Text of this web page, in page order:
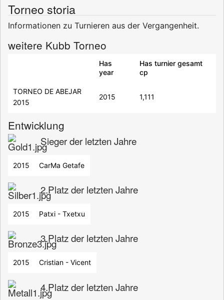
Torneo storia
Informationen zu Turnieren aus der Vergangenheit.
weitere Kubb Torneo
Has
year
Has turnier gesamt
cp
TORNEO DE ABEJAR
2015
2015 1,111
Entwicklung
Sieger der letzten Jahre
2015 CarMa Getafe
2.Platz der letzten Jahre
2015 Patxi - Txetxu
3.Platz der letzten Jahre
2015 Cristian - Vicent
4.Platz der letzten Jahre